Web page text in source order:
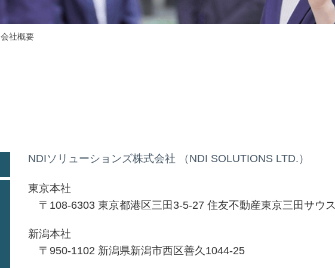
会社概要
NDIソリューションズ株式会社 （NDI SOLUTIONS LTD.）
東京本社
〒108-6303 東京都港区三田3-5-27 住友不動産東京三田サウ
新潟本社
〒950-1102 新潟県新潟市西区善久1044-25